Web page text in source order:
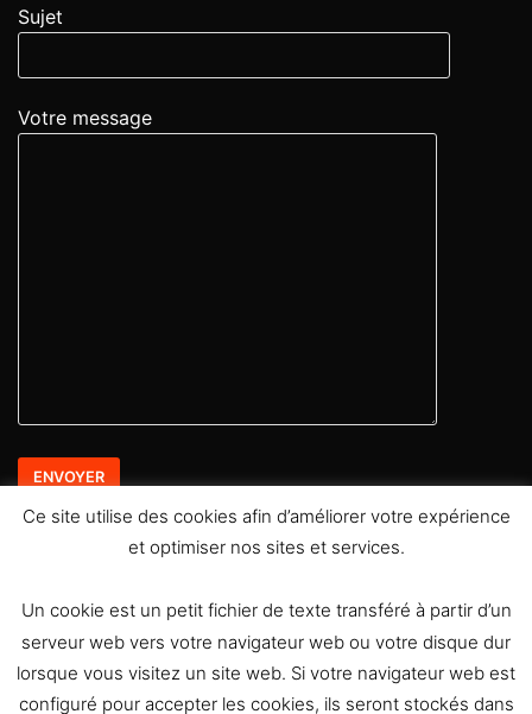
Sujet
Votre message
Ce site utilise des cookies afin d’améliorer votre expérience
et optimiser nos sites et services.
Un cookie est un petit fichier de texte transféré à partir d’un
serveur web vers votre navigateur web ou votre disque dur
lorsque vous visitez un site web. Si votre navigateur web est
configuré pour accepter les cookies, ils seront stockés dans